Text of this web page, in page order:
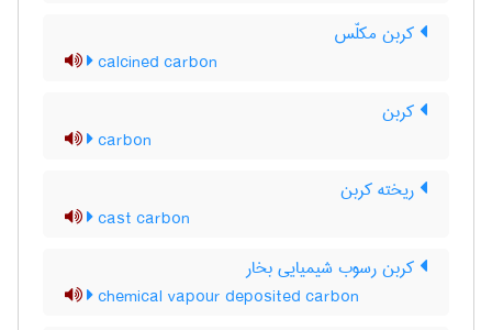
کربن مکلّس
calcined carbon
کربن
carbon
ریخته کربن
cast carbon
کربن رسوب شیمیایی بخار
chemical vapour deposited carbon